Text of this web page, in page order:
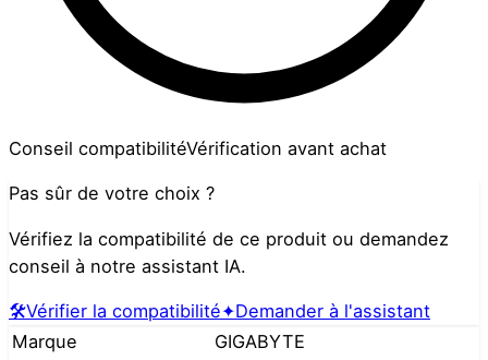
Conseil compatibilitéVérification avant achat
Pas sûr de votre choix ?
Vérifiez la compatibilité de ce produit ou demandez
conseil à notre assistant IA.
🛠️Vérifier la compatibilité✦Demander à l'assistant
Marque
GIGABYTE